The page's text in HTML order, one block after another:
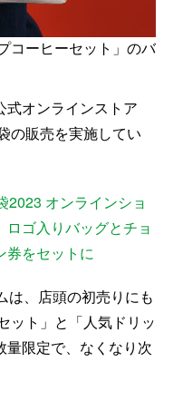
コーヒーセット」のバ
式オンラインストア
の販売を実施してい
2023 オンラインショ
ゴ入りバッグとチョ
券をセットに
は、店頭の初売りにも
ット」と「人気ドリッ
量限定で、なくなり次